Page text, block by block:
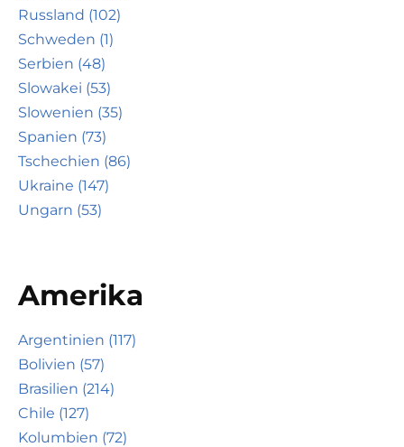
Russland (102)
Schweden (1)
Serbien (48)
Slowakei (53)
Slowenien (35)
Spanien (73)
Tschechien (86)
Ukraine (147)
Ungarn (53)
Amerika
Argentinien (117)
Bolivien (57)
Brasilien (214)
Chile (127)
Kolumbien (72)